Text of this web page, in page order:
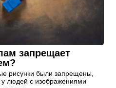
запрещает
рисунки были запрещены,
у людей с изображениями